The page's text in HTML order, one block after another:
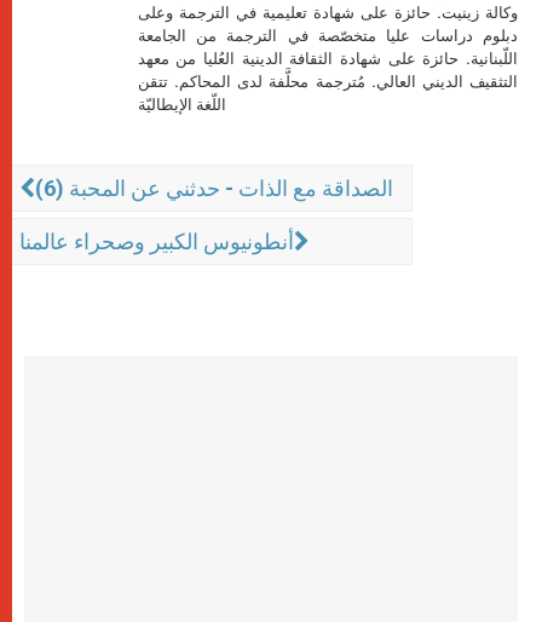
وكالة زينيت. حائزة على شهادة تعليمية في الترجمة وعلى
دبلوم دراسات عليا متخصّصة في الترجمة من الجامعة
اللّبنانية. حائزة على شهادة الثقافة الدينية العُليا من معهد
التثقيف الديني العالي. مُترجمة محلَّفة لدى المحاكم. تتقن
اللّغة الإيطاليّة
الصداقة مع الذات - حدثني عن المحبة (6)
أنطونيوس الكبير وصحراء عالمنا